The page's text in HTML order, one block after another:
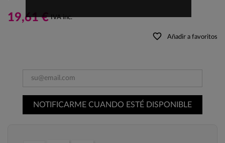
19,61 € IVA inc.
favorite_border Añadir a favoritos
NOTIFICARME CUANDO ESTÉ DISPONIBLE